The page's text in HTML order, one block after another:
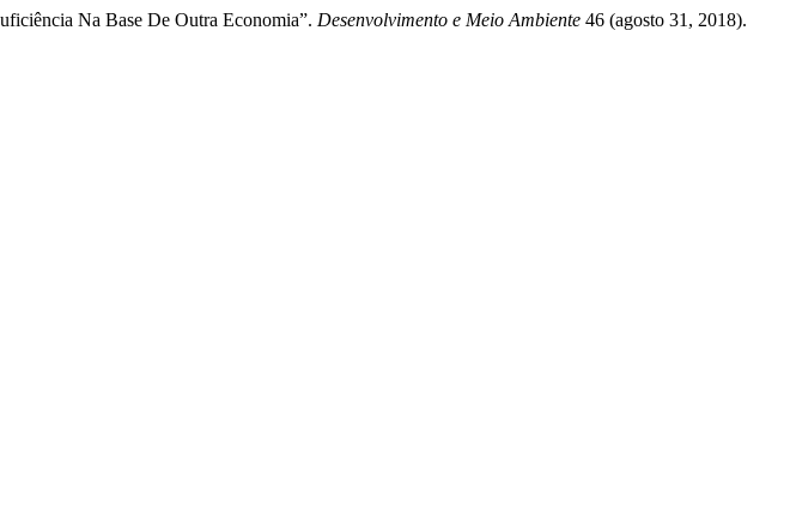
Na Base De Outra Economia”. Desenvolvimento e Meio Ambiente 46 (agosto 31, 2018).